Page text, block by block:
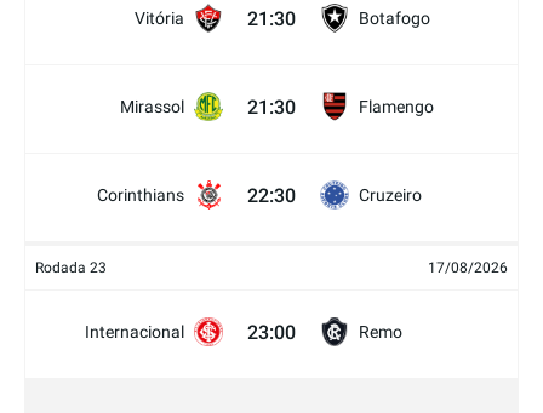
Vitória 21:30 Botafogo
Mirassol 21:30 Flamengo
Corinthians 22:30 Cruzeiro
Rodada 23 17/08/2026
Internacional 23:00 Remo